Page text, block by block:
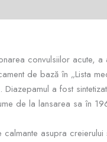
convulsiilor acute, a
de bază în „Lista
a fost
de la lansarea sa în
asupra creierului